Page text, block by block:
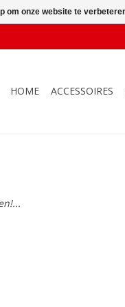
HOME ACCESSOIRES
om onze website te